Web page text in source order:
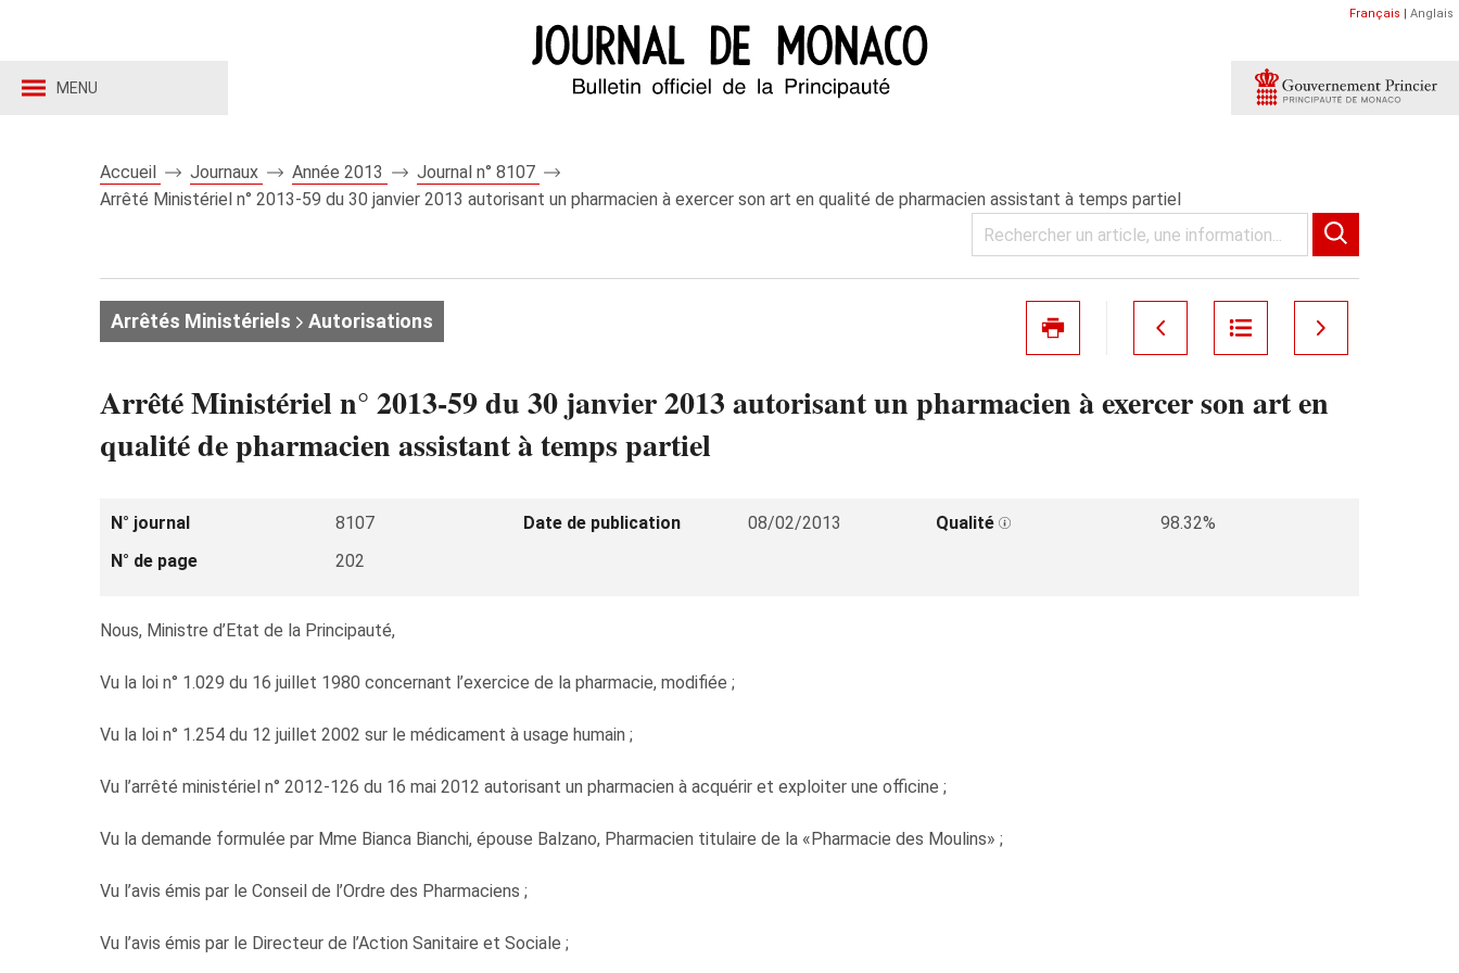
MENU
Français | Anglais
Accueil Journaux Année 2013
Journal n° 8107
Arrêté Ministériel n° 2013-59 du 30 janvier 2013 autorisant un pharmacien à exercer son art en qualité de pharmacien assistant à temps partiel
Arrêtés Ministériels Autorisations
Arrêté Ministériel n° 2013-59 du 30 janvier 2013 autorisant un pharmacien à exercer son art en
qualité de pharmacien assistant à temps partiel
N° journal 8107 Date de publication 08/02/2013 Qualité
98.32%
N° de page
202
Nous, Ministre d’Etat de la Principauté,
Vu la loi n° 1.029 du 16 juillet 1980 concernant l’exercice de la pharmacie, modifiée ;
Vu la loi n° 1.254 du 12 juillet 2002 sur le médicament à usage humain ;
Vu l’arrêté ministériel n° 2012-126 du 16 mai 2012 autorisant un pharmacien à acquérir et exploiter une officine ;
Vu la demande formulée par Mme Bianca Bianchi, épouse Balzano, Pharmacien titulaire de la «Pharmacie des Moulins» ;
Vu l’avis émis par le Conseil de l’Ordre des Pharmaciens ;
Vu l’avis émis par le Directeur de l’Action Sanitaire et Sociale ;